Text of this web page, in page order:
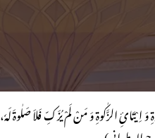
اِیْتَائِ الزَّکٰوۃِ وَ مَنْ لَمْ یُزَکِّ فَلاَ صَلٰوۃَ لَہٗ،